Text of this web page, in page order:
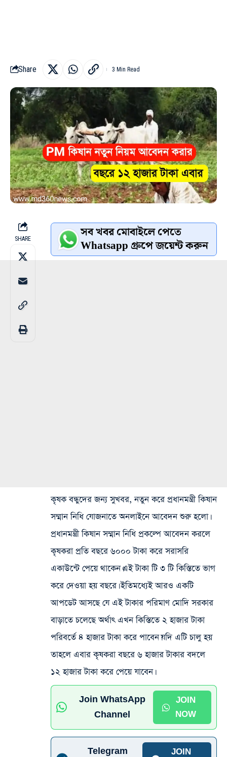
Share 3 Min Read
SHARE সব খবর মোবাইলে পেতে
Whatsapp গ্রুপে জয়েন্ট করুন
কৃষক বন্ধুদের জন্য সুখবর, নতুন করে প্রধানমন্ত্রী কিষান
সম্মান নিধি যোজনাতে অনলাইনে আবেদন শুরু হলো।
প্রধানমন্ত্রী কিষান সম্মান নিধি প্রকল্পে আবেদন করলে
কৃষকরা প্রতি বছরে ৬০০০ টাকা করে সরাসরি
একাউন্টে পেয়ে থাকেন।এই টাকা টি ৩ টি কিস্তিতে ভাগ
করে দেওয়া হয় বছরে। ইতিমধ্যেই আরও একটি
আপডেট আসছে যে এই টাকার পরিমাণ মোদি সরকার
বাড়াতে চলেছে অর্থাৎ এখন কিস্তিতে ২ হাজার টাকা
পরিবর্তে ৪ হাজার টাকা করে পাবেন।যদি এটি চালু হয়
তাহলে এবার কৃষকরা বছরে ৬ হাজার টাকার বদলে
১২ হাজার টাকা করে পেয়ে যাবেন।
Join WhatsApp
Channel
JOIN
NOW
Telegram
JOIN